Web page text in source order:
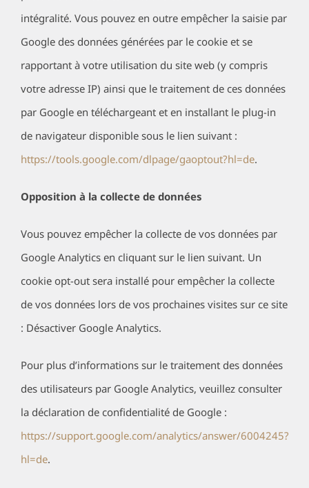
intégralité. Vous pouvez en outre empêcher la saisie par
Google des données générées par le cookie et se
rapportant à votre utilisation du site web (y compris
votre adresse IP) ainsi que le traitement de ces données
par Google en téléchargeant et en installant le plug-in
de navigateur disponible sous le lien suivant :
https://tools.google.com/dlpage/gaoptout?hl=de.
Opposition à la collecte de données
Vous pouvez empêcher la collecte de vos données par
Google Analytics en cliquant sur le lien suivant. Un
cookie opt-out sera installé pour empêcher la collecte
de vos données lors de vos prochaines visites sur ce site
: Désactiver Google Analytics.
Pour plus d’informations sur le traitement des données
des utilisateurs par Google Analytics, veuillez consulter
la déclaration de confidentialité de Google :
https://support.google.com/analytics/answer/6004245?
hl=de.